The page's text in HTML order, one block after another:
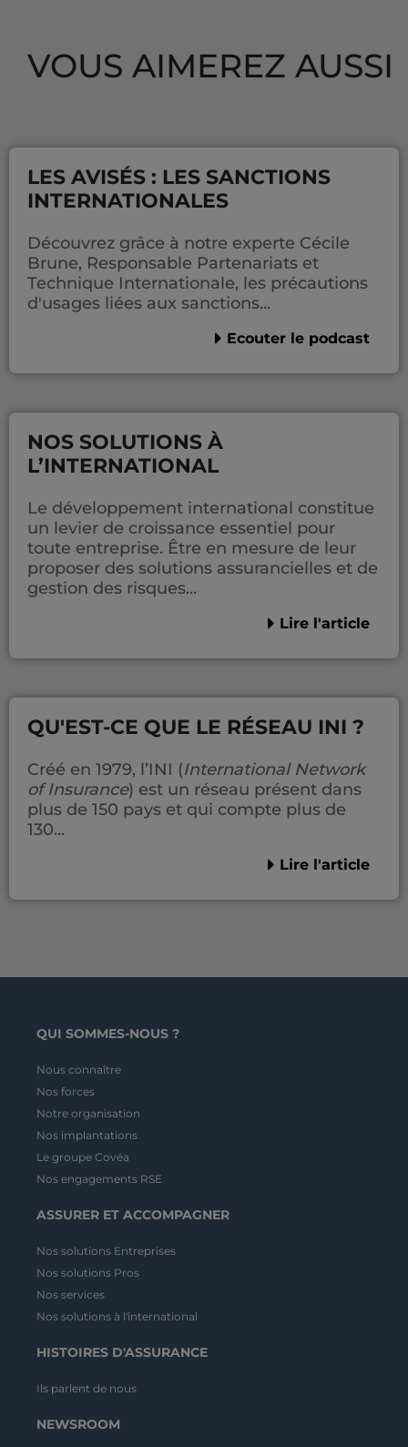
VOUS AIMEREZ AUSSI
LES AVISÉS : LES SANCTIONS
INTERNATIONALES
Découvrez grâce à notre experte Cécile
Brune, Responsable Partenariats et
Technique Internationale, les précautions
d'usages liées aux sanctions...
Ecouter le podcast
NOS SOLUTIONS À
L’INTERNATIONAL
Le développement international constitue
un levier de croissance essentiel pour
toute entreprise. Être en mesure de leur
proposer des solutions assurancielles et de
gestion des risques...
Lire l'article
QU'EST-CE QUE LE RÉSEAU INI ?
Créé en 1979, l’INI (International Network
of Insurance) est un réseau présent dans
plus de 150 pays et qui compte plus de
130...
Lire l'article
QUI SOMMES-NOUS ?
Nous connaître
Nos forces
Notre organisation
Nos implantations
Le groupe Covéa
Nos engagements RSE
ASSURER ET ACCOMPAGNER
Nos solutions Entreprises
Nos solutions Pros
Nos services
Nos solutions à l'international
HISTOIRES D'ASSURANCE
Ils parlent de nous
NEWSROOM